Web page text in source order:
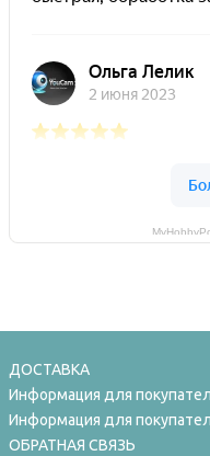
ДОСТАВКА
Информация для
Информация для
ОБРАТНАЯ СВЯЗЬ